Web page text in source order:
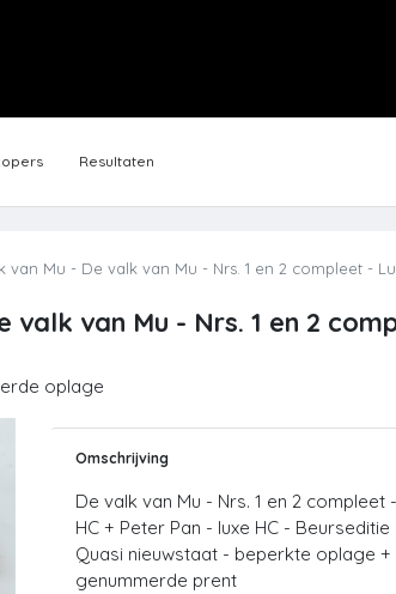
Resultaten
van Mu - De valk van Mu - Nrs. 1 en 2 compleet -
valk van Mu - Nrs. 1 en 2
oplage
Omschrijving
De valk van Mu - Nrs. 1 en 2 compleet
HC + Peter Pan - luxe HC - Beurseditie
Quasi nieuwstaat - beperkte oplage +
genummerde prent